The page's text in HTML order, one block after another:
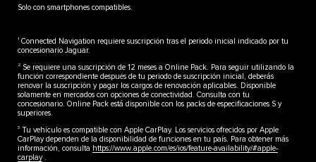
Solo con smartphones compatibles.
1 Connected Navigation requiere suscripción tras el periodo inicial indicado por tu
concesionario Jaguar.
2
Se requiere una suscripción de 12 meses a Online Pack. Para seguir utilizando la
función correspondiente después de tu periodo de suscripción inicial, deberás
renovar la suscripción y pagar los cargos de renovación aplicables. Disponible
solamente en mercados con opciones de conectividad. Consulta con tu
concesionario. Online Pack está disponible con los packs de especificaciones S y
superiores.
3 Tu vehículo es compatible con Apple CarPlay. Los servicios ofrecidos por Apple
CarPlay dependen de la disponibilidad de funciones en tu país. Para obtener más
información, consulta https://www.apple.com/es/ios/feature-availability/#apple-
carplay.